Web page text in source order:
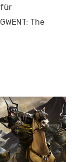
für
The